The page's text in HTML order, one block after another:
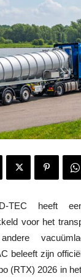
TEC heeft
voor het
beleeft zijn
(RTX) 2026 in